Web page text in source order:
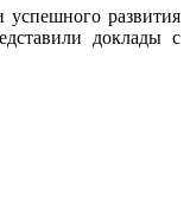
развития
доклады с